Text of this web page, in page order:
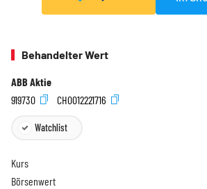
Behandelter Wert
ABB Aktie
919730
CH0012221716
Watchlist
Kurs
Börsenwert